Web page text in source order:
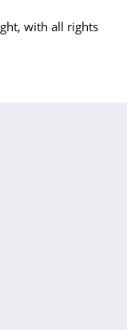
with all rights